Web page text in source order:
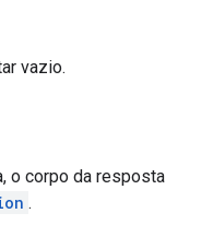
vazio.
o corpo da resposta
.